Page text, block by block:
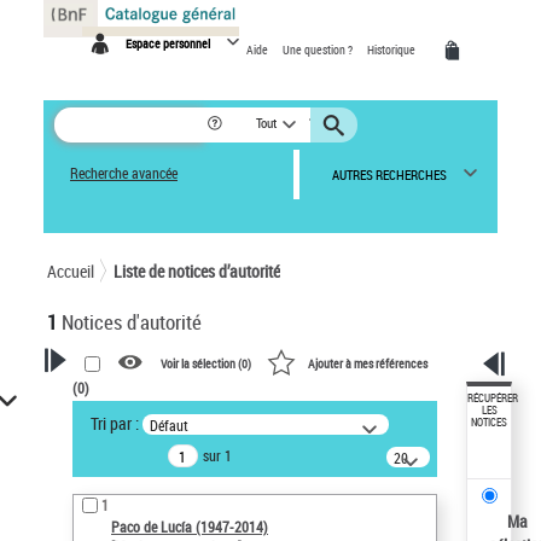
Espace personnel Aide Une question ? Historique
Tout
Recherche avancée AUTRES RECHERCHES
Accueil Liste de notices d’autorité
1 Notices d'autorité
VOTRE RECHERCHE
Recherche avancée dans les
notices d’autorité
Œuvres liées à l'auteur :
Paco de Lucía (1947-2014)
Voir la sélection (0) Ajouter à mes références
(0)
Tri par : Défaut
sur 1
20
résultats/page
1
Paco de Lucía (1947-2014)
RÉCUPÉRER
LES
NOTICES
Ma
Panneau de gestion des cookies